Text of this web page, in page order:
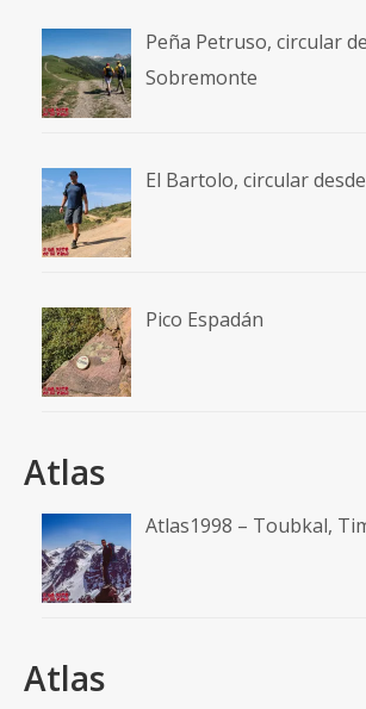
Peña Petruso, circular
Sobremonte
El Bartolo, circular
Pico Espadán
Atlas
Atlas1998 – Toubkal,
Atlas